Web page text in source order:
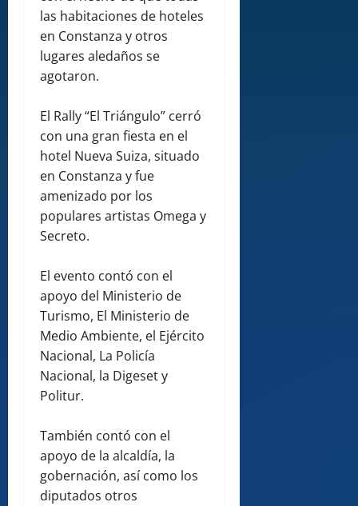
las habitaciones de hoteles
en Constanza y otros
lugares aledaños se
agotaron.
El Rally “El Triángulo” cerró
con una gran fiesta en el
hotel Nueva Suiza, situado
en Constanza y fue
amenizado por los
populares artistas Omega y
Secreto.
El evento contó con el
apoyo del Ministerio de
Turismo, El Ministerio de
Medio Ambiente, el Ejército
Nacional, La Policía
Nacional, la Digeset y
Politur.
También contó con el
apoyo de la alcaldía, la
gobernación, así como los
diputados otros